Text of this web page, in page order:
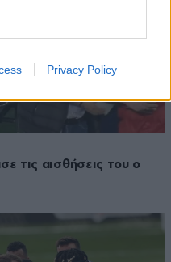
Privacy Policy
τις αισθήσεις του ο